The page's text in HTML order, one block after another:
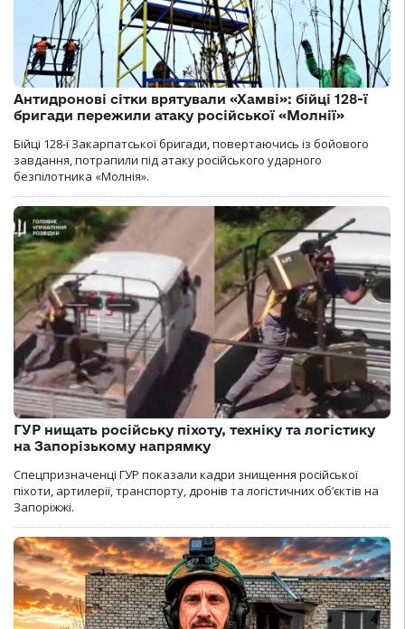
Антидронові сітки врятували «Хамві»: бійці 128-ї
бригади пережили атаку російської «Молнії»
Бійці 128-ї Закарпатської бригади, повертаючись із бойового
завдання, потрапили під атаку російського ударного
безпілотника «Молнія».
ГУР нищать російську піхоту, техніку та логістику
на Запорізькому напрямку
Спецпризначенці ГУР показали кадри знищення російської
піхоти, артилерії, транспорту, дронів та логістичних об’єктів на
Запоріжжі.